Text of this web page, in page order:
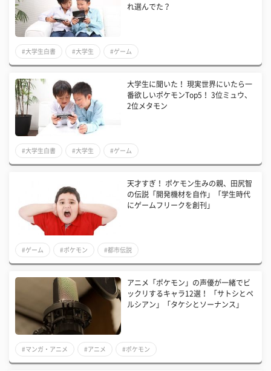
れ選んでた？
#大学生白書 #大学生 #ゲーム
大学生に聞いた！ 現実世界にいたら一
番欲しいポケモンTop5！ 3位ミュウ、
2位メタモン
#大学生白書 #大学生 #ゲーム
天才すぎ！ ポケモン生みの親、田尻智
の伝説「開発機材を自作」「学生時代
にゲームフリークを創刊」
#ゲーム #ポケモン #都市伝説
アニメ「ポケモン」の声優が一緒でビ
ックリするキャラ12選！ 「サトシとペ
ルシアン」「タケシとソーナンス」
#マンガ・アニメ #アニメ #ポケモン